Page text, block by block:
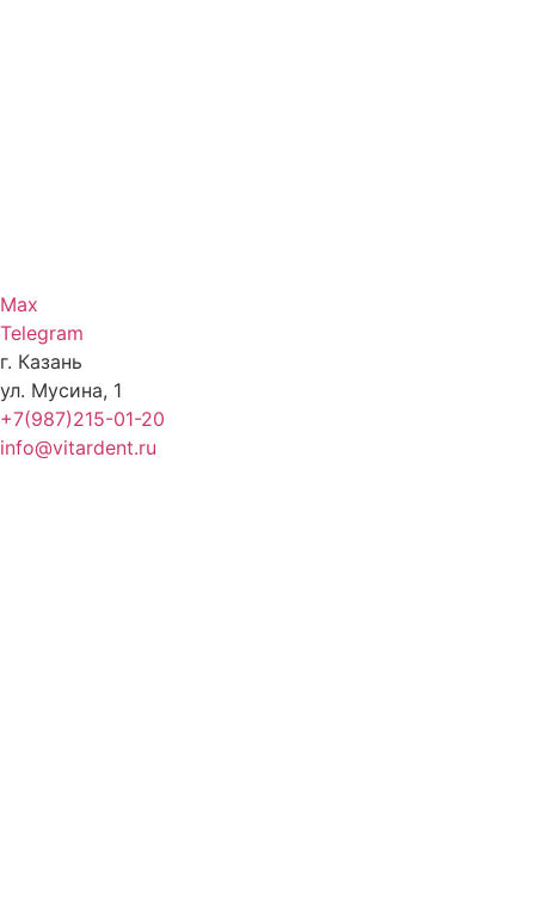
Max
Telegram
г. Казань
ул. Мусина, 1
+7(987)215-01-20
info@vitardent.ru